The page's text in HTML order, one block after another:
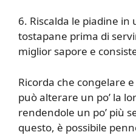
6. Riscalda le piadine
tostapane prima di
miglior sapore e
Ricorda che congelare
può alterare un po’ la
rendendole un po’ più
questo, è possibile